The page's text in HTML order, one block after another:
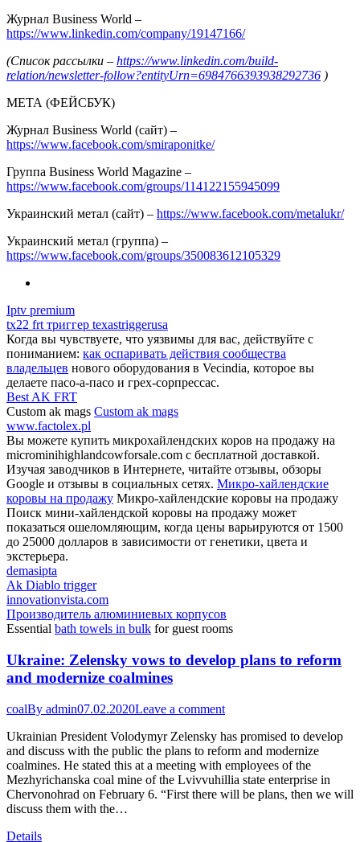
Журнал Business World –
https://www.linkedin.com/company/19147166/
(Список рассылки – https://www.linkedin.com/build-
relation/newsletter-follow?entityUrn=6984766393938292736 )
МЕТА (ФЕЙСБУК)
Журнал Business World (сайт) –
https://www.facebook.com/smiraponitke/
Группа Business World Magazine –
https://www.facebook.com/groups/114122155945099
Украинский метал (сайт) – https://www.facebook.com/metalukr/
Украинский метал (группа) –
https://www.facebook.com/groups/350083612105329
Iptv premium
tx22 frt триггер texastriggerusa
Когда вы чувствуете, что уязвимы для вас, действуйте с
пониманием: как оспаривать действия сообщества
владельцев нового оборудования в Vecindia, которое вы
делаете пасо-а-пасо и грех-сорпрессас.
Best AK FRT
Custom ak mags Custom ak mags
www.factolex.pl
Вы можете купить микрохайлендских коров на продажу на
microminihighlandcowforsale.com с бесплатной доставкой.
Изучая заводчиков в Интернете, читайте отзывы, обзоры
Google и отзывы в социальных сетях. Микро-хайлендские
коровы на продажу Микро-хайлендские коровы на продажу
Поиск мини-хайлендской коровы на продажу может
показаться ошеломляющим, когда цены варьируются от 1500
до 25000 долларов в зависимости от генетики, цвета и
экстерьера.
demasipta
Ak Diablo trigger
innovationvista.com
Производитель алюминиевых корпусов
Essential bath towels in bulk for guest rooms
Ukraine: Zelensky vows to develop plans to reform
and modernize coalmines
coalBy admin07.02.2020Leave a comment
Ukrainian President Volodymyr Zelensky has promised to develop
and discuss with the public the plans to reform and modernize
coalmines. He stated this at a meeting with employees of the
Mezhyrichanska coal mine of the Lvivvuhillia state enterprise in
Chervonohrad on February 6. “First there will be plans, then we will
discuss them with the…
Details